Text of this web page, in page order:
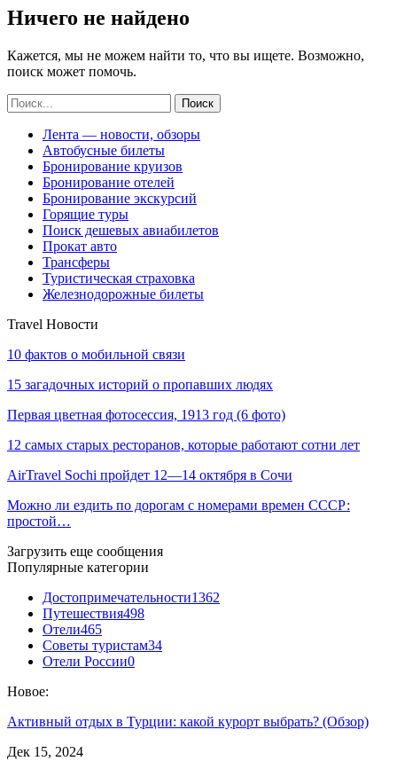
Ничего не найдено
Кажется, мы не можем найти то, что вы ищете. Возможно,
поиск может помочь.
Лента — новости, обзоры
Автобусные билеты
Бронирование круизов
Бронирование отелей
Бронирование экскурсий
Горящие туры
Поиск дешевых авиабилетов
Прокат авто
Трансферы
Туристическая страховка
Железнодорожные билеты
Travel Новости
10 фактов о мобильной связи
15 загадочных историй о пропавших людях
Первая цветная фотосессия, 1913 год (6 фото)
12 самых старых ресторанов, которые работают сотни лет
AirTravel Sochi пройдет 12—14 октября в Сочи
Можно ли ездить по дорогам с номерами времен СССР:
простой…
Загрузить еще сообщения
Популярные категории
Достопримечательности1362
Путешествия498
Отели465
Советы туристам34
Отели России0
Новое:
Активный отдых в Турции: какой курорт выбрать? (Обзор)
Дек 15, 2024